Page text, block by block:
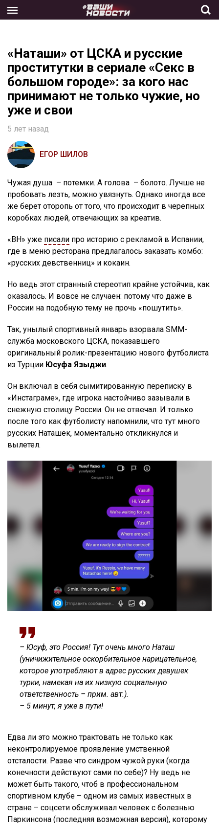
the
«Наташи» от ЦСКА и русские
проститутки в сериале «Секс в
большом городе»: за кого нас
принимают не только чужие, но
уже и свои
5 лет назад
ЕГОР ШИЛОВ
Чужая душа – потемки. А голова – болото. Лучше не
пробовать лезть, можно увязнуть. Однако иногда все
же берет оторопь от того, что происходит в черепных
коробках людей, отвечающих за креатив.
«ВН» уже писали про историю с рекламой в Испании,
где в меню ресторана предлагалось заказать комбо:
«русских девственниц» и кокаин.
Но ведь этот странный стереотип крайне устойчив, как
оказалось. И вовсе не случаен: потому что даже в
России на подобную тему не прочь «пошутить».
Так, унылый спортивный январь взорвала SMM-
служба московского ЦСКА, показавшего
оригинальный ролик-презентацию нового футболиста
из Турции Юсуфа Языджи.
Он включал в себя сымитированную переписку в
«Инстаграме», где игрока настойчиво зазывали в
снежную столицу России. Он не отвечал. И только
после того как футболисту напомнили, что тут много
русских Наташек, моментально откликнулся и
вылетел.
– Юсуф, это Россия! Тут очень много Наташ
(уничижительное оскорбительное нарицательное,
которое употребляют в адрес русских девушек
турки, намекая на их низкую социальную
ответственность – прим. авт.).
– 5 минут, я уже в пути!
Едва ли это можно трактовать не только как
неконтролируемое проявление умственной
отсталости. Разве что синдром чужой руки (когда
конечности действуют сами по себе)? Ну ведь не
может быть такого, чтоб в профессиональном
спортивном клубе – одном из самых известных в
стране – соцсети обслуживал человек с болезнью
Паркинсона (последняя возможная версия), которому